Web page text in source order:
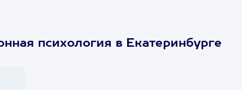
психология в Екатеринбурге